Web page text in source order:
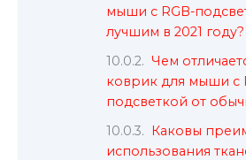
мыши с RGB-
лучшим в 2021 году?
Чем
коврик для мыши с
подсветкой от
Каковы
использования